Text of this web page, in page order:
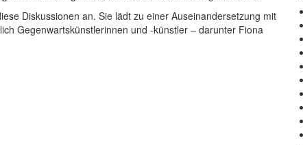
Diskussionen an. Sie lädt zu einer Auseinandersetzung mit
Gegenwartskünstlerinnen und -künstler – darunter Fiona